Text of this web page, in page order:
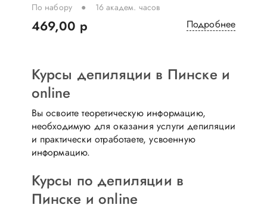
По набору 16 академ. часов
469,00 р Подробнее
Курсы депиляции в Пинске и
online
Вы освоите теоретическую информацию,
необходимую для оказания услуги депиляции
и практически отработаете, усвоенную
информацию.
Курсы по депиляции в
Пинске и online